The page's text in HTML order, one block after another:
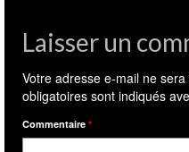
Laisser un
Votre adresse e-mail ne
obligatoires sont indiqués
Commentaire *